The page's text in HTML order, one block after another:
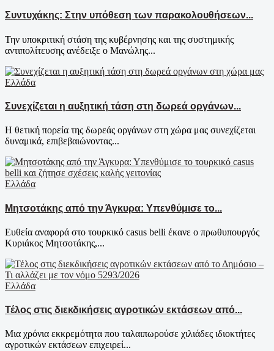
Συντυχάκης: Στην υπόθεση των παρακολουθήσεων...
Την υποκριτική στάση της κυβέρνησης και της συστημικής
αντιπολίτευσης ανέδειξε ο Μανώλης...
Ελλάδα
Συνεχίζεται η αυξητική τάση στη δωρεά οργάνων...
Η θετική πορεία της δωρεάς οργάνων στη χώρα μας συνεχίζεται
δυναμικά, επιβεβαιώνοντας...
Ελλάδα
Μητσοτάκης από την Άγκυρα: Υπενθύμισε το...
Ευθεία αναφορά στο τουρκικό casus belli έκανε ο πρωθυπουργός
Κυριάκος Μητσοτάκης,...
Ελλάδα
Τέλος στις διεκδικήσεις αγροτικών εκτάσεων από...
Μια χρόνια εκκρεμότητα που ταλαιπωρούσε χιλιάδες ιδιοκτήτες
αγροτικών εκτάσεων επιχειρεί...